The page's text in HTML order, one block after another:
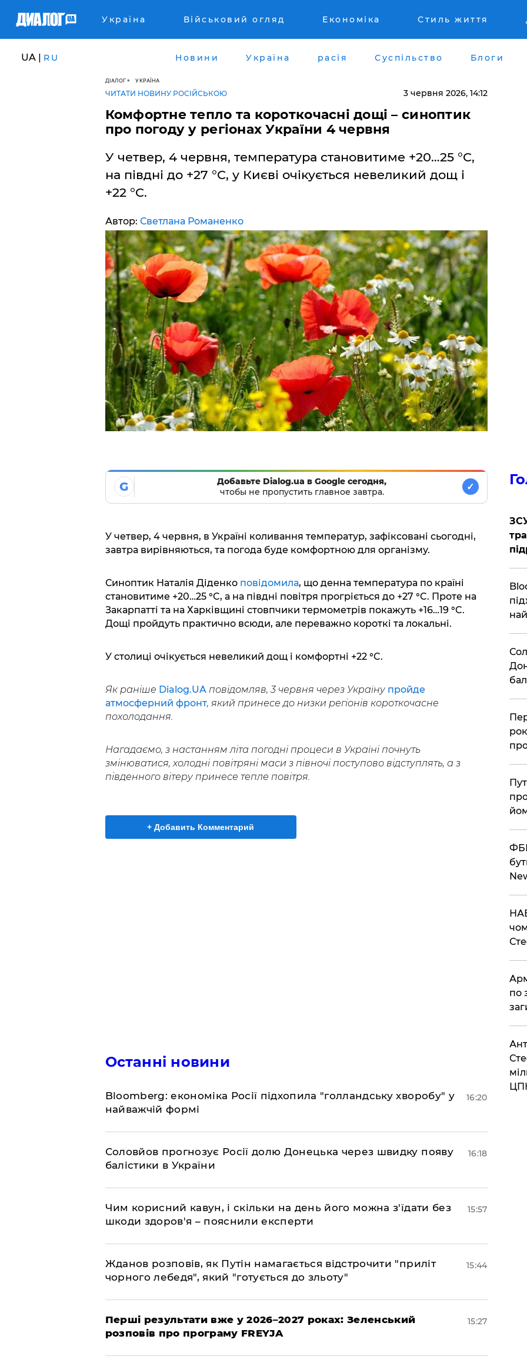
Україна Військовий огляд Економіка Стиль життя
UA | RU Новини Україна расія Суспільство Блоги
ДІАЛОГ УКРАЇНА
ЧИТАТИ НОВИНУ РОСІЙСЬКОЮ 3 червня 2026, 14:12
Комфортне тепло та короткочасні дощі – синоптик
про погоду у регіонах України 4 червня
У четвер, 4 червня, температура становитиме +20…25 °C,
на півдні до +27 °C, у Києві очікується невеликий дощ і
+22 °C.
Автор: Светлана Романенко
G
Добавьте Dialog.ua в Google сегодня,
чтобы не пропустить главное завтра.
✓
У четвер, 4 червня, в Україні коливання температур, зафіксовані сьогодні,
завтра вирівняються, та погода буде комфортною для організму.
Синоптик Наталія Діденко повідомила, що денна температура по країні
становитиме +20…25 °C, а на півдні повітря прогріється до +27 °C. Проте на
Закарпатті та на Харківщині стовпчики термометрів покажуть +16…19 °C.
Дощі пройдуть практично всюди, але переважно короткі та локальні.
У столиці очікується невеликий дощ і комфортні +22 °C.
Як раніше Dialog.UA повідомляв, 3 червня через Україну пройде
атмосферний фронт, який принесе до низки регіонів короткочасне
похолодання.
Нагадаємо, з настанням літа погодні процеси в Україні почнуть
змінюватися, холодні повітряні маси з півночі поступово відступлять, а з
південного вітеру принесе тепле повітря.
+ Добавить Комментарий
Останні новини
Bloomberg: економіка Росії підхопила "голландську хворобу" у
найважчій формі
16:20
Соловйов прогнозує Росії долю Донецька через швидку появу
балістики в України
16:18
Чим корисний кавун, і скільки на день його можна з'їдати без
шкоди здоров'я – пояснили експерти
15:57
Жданов розповів, як Путін намагається відстрочити "приліт
чорного лебедя", який "готується до зльоту"
15:44
Перші результати вже у 2026–2027 роках: Зеленський
розповів про програму FREYJA
15:27
по